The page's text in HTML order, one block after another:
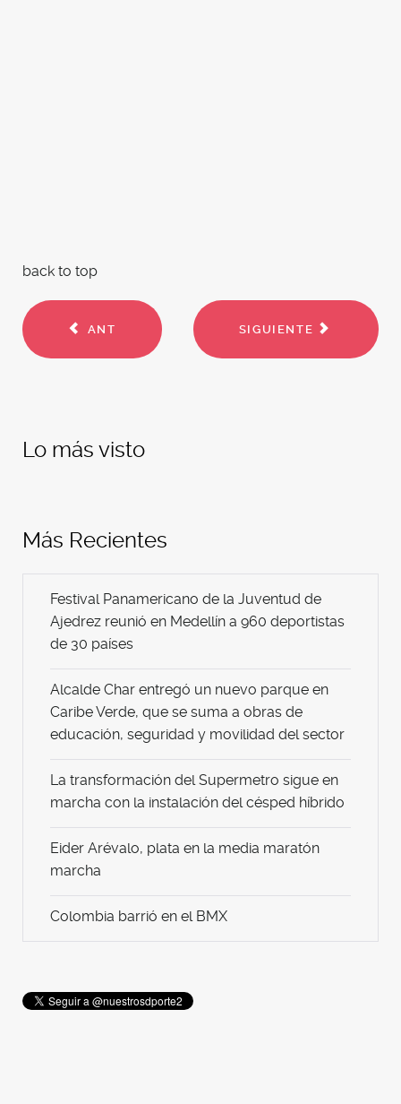
back to top
ANT SIGUIENTE
Lo más visto
Más Recientes
Festival Panamericano de la Juventud de
Ajedrez reunió en Medellín a 960 deportistas
de 30 países
Alcalde Char entregó un nuevo parque en
Caribe Verde, que se suma a obras de
educación, seguridad y movilidad del sector
La transformación del Supermetro sigue en
marcha con la instalación del césped híbrido
Eider Arévalo, plata en la media maratón
marcha
Colombia barrió en el BMX